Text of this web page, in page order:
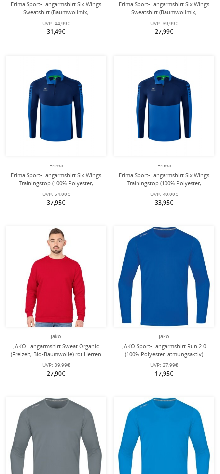
Erima Sport-Langarmshirt Six Wings
Sweatshirt (Baumwollmix,
funktionell) royalblau/navyblau
Herren
UVP: 44,99€
31,49€
Erima Sport-Langarmshirt Six Wings
Sweatshirt (Baumwollmix,
funktionell) royalblau/navyblau
Jungen
UVP: 39,99€
27,99€
Erima
Erima Sport-Langarmshirt Six Wings
Trainingstop (100% Polyester,
Stehkragen, 1/2 Zip)
royalblau/navyblau Herren
UVP: 54,99€
37,95€
Erima
Erima Sport-Langarmshirt Six Wings
Trainingstop (100% Polyester,
Stehkragen, 1/2 Zip)
royalblau/navyblau Jungen
UVP: 49,99€
33,95€
Jako
JAKO Langarmshirt Sweat Organic
(Freizeit, Bio-Baumwolle) rot Herren
UVP: 39,99€
27,90€
Jako
JAKO Sport-Langarmshirt Run 2.0
(100% Polyester, atmungsaktiv)
royalblau Herren
UVP: 27,99€
17,95€